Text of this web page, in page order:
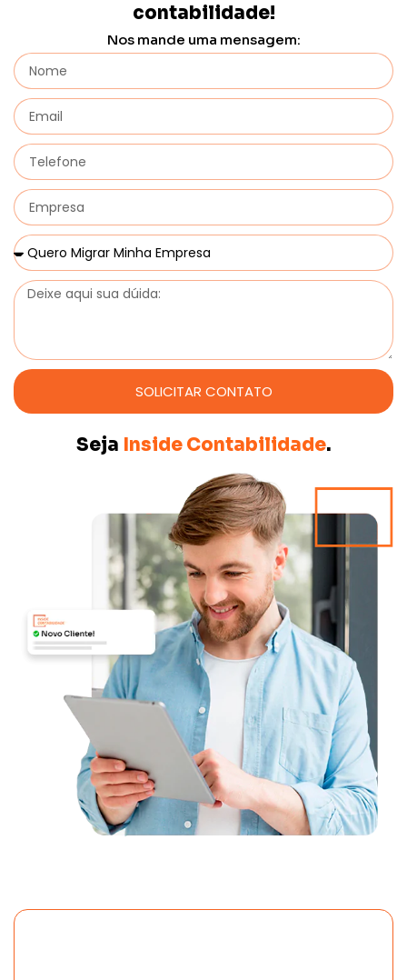
contabilidade!
Nos mande uma mensagem:
SOLICITAR CONTATO
Seja Inside Contabilidade.